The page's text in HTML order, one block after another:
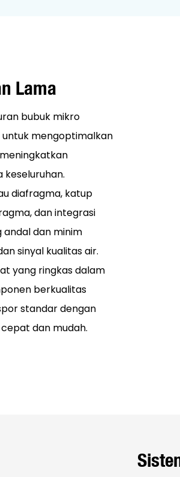
Lama
bubuk mikro
mengoptimalkan
diafragma, katup
dan integrasi
andal dan minim
sinyal kualitas air.
yang ringkas dalam
berkualitas
standar dengan
dan mudah.